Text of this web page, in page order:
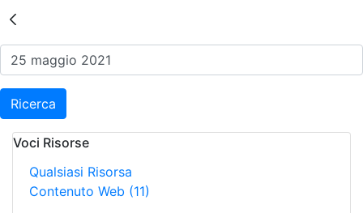
Risultati della Ricerca -
Ricerca
Voci Risorse
Qualsiasi Risorsa
Contenuto Web (11)